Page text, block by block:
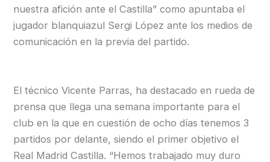
nuestra afición ante el Castilla” como apuntaba el
jugador blanquiazul Sergi López ante los medios de
comunicación en la previa del partido.
El técnico Vicente Parras, ha destacado en rueda de
prensa que llega una semana importante para el
club en la que en cuestión de ocho días tenemos 3
partidos por delante, siendo el primer objetivo el
Real Madrid Castilla. “Hemos trabajado muy duro